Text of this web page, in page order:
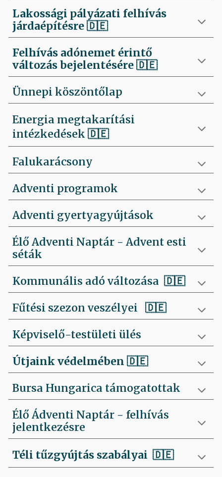
Lakossági pályázati felhívás
járdaépítésre🇩🇪
Felhívás adónemet érintő
változás bejelentésére 🇩🇪
Ünnepi köszöntőlap
Energia megtakarítási
intézkedések 🇩🇪
Falukarácsony
Adventi programok
Adventi gyertyagyújtások
Élő Adventi Naptár - Advent esti
séták
Kommunális adó változása 🇩🇪
Fűtési szezon veszélyei 🇩🇪
Képviselő-testületi ülés
Útjaink védelmében🇩🇪
Bursa Hungarica támogatottak
Élő Ádventi Naptár - felhívás
jelentkezésre
Téli tűzgyújtás szabályai 🇩🇪